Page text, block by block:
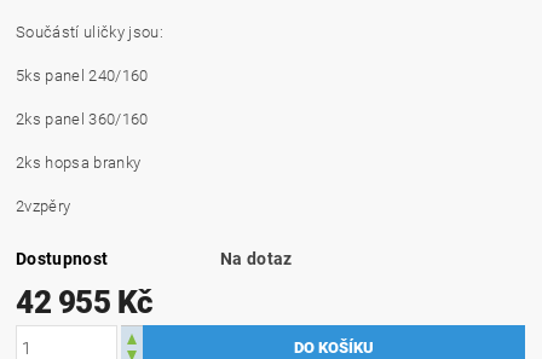
Součástí uličky jsou:
5ks panel 240/160
2ks panel 360/160
2ks hopsa branky
2vzpěry
Dostupnost Na dotaz
42 955 Kč